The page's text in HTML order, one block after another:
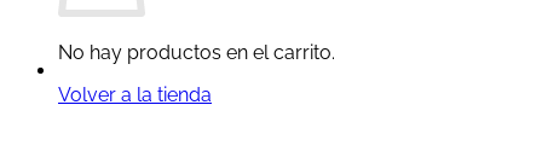
No hay productos en el carrito.
Volver a la tienda